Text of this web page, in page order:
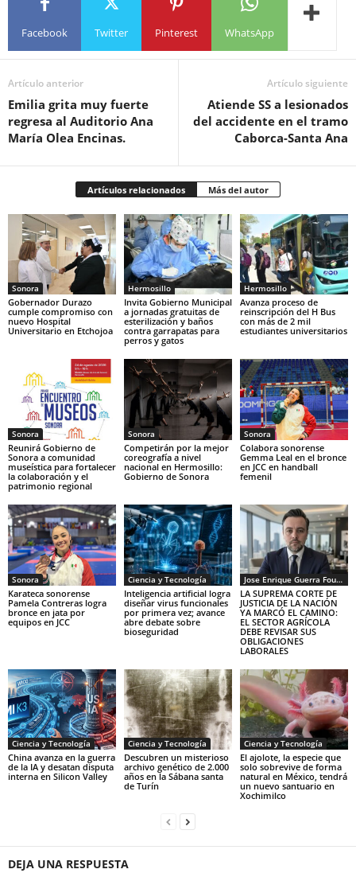
Facebook Twitter Pinterest WhatsApp
Artículo anterior
Emilia grita muy fuerte
regresa al Auditorio Ana
María Olea Encinas.
Artículo siguiente
Atiende SS a lesionados
del accidente en el tramo
Caborca-Santa Ana
Artículos relacionados Más del autor
Sonora
Gobernador Durazo
cumple compromiso con
nuevo Hospital
Universitario en Etchojoa
Hermosillo
Invita Gobierno Municipal
a jornadas gratuitas de
esterilización y baños
contra garrapatas para
perros y gatos
Hermosillo
Avanza proceso de
reinscripción del H Bus
con más de 2 mil
estudiantes universitarios
Sonora
Reunirá Gobierno de
Sonora a comunidad
museística para fortalecer
la colaboración y el
patrimonio regional
Sonora
Competirán por la mejor
coreografía a nivel
nacional en Hermosillo:
Gobierno de Sonora
Sonora
Colabora sonorense
Gemma Leal en el bronce
en JCC en handball
femenil
Sonora
Karateca sonorense
Pamela Contreras logra
bronce en jata por
equipos en JCC
Ciencia y Tecnología
Inteligencia artificial logra
diseñar virus funcionales
por primera vez; avance
abre debate sobre
bioseguridad
Jose Enrique Guerra Fourcade
LA SUPREMA CORTE DE
JUSTICIA DE LA NACIÓN
YA MARCÓ EL CAMINO:
EL SECTOR AGRÍCOLA
DEBE REVISAR SUS
OBLIGACIONES
LABORALES
Ciencia y Tecnología
China avanza en la guerra
de la IA y desatan disputa
interna en Silicon Valley
Ciencia y Tecnología
Descubren un misterioso
archivo genético de 2.000
años en la Sábana santa
de Turín
Ciencia y Tecnología
El ajolote, la especie que
solo sobrevive de forma
natural en México, tendrá
un nuevo santuario en
Xochimilco
DEJA UNA RESPUESTA